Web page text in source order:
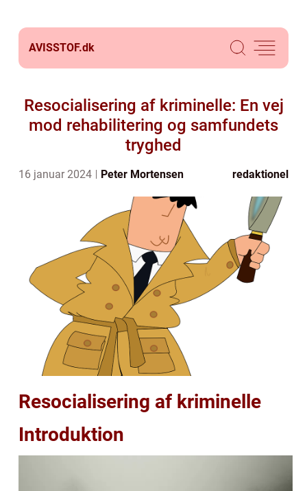
AVISSTOF.dk
Resocialisering af kriminelle: En vej
mod rehabilitering og samfundets
tryghed
16 januar 2024 Peter Mortensen redaktionel
Resocialisering af kriminelle
Introduktion